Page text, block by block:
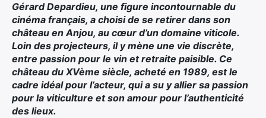
Gérard Depardieu, une figure incontournable du
cinéma français, a choisi de se retirer dans son
château en Anjou, au cœur d’un domaine viticole.
Loin des projecteurs, il y mène une vie discrète,
entre passion pour le vin et retraite paisible. Ce
château du XVème siècle, acheté en 1989, est le
cadre idéal pour l’acteur, qui a su y allier sa passion
pour la viticulture et son amour pour l’authenticité
des lieux.